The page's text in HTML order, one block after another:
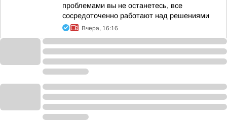
проблемами вы не останетесь, все
сосредоточенно работают над решениями
Вчера, 16:16